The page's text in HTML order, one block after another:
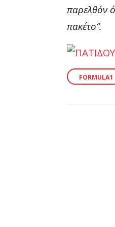
παρελθόν
πακέτο”.
FORMULA1